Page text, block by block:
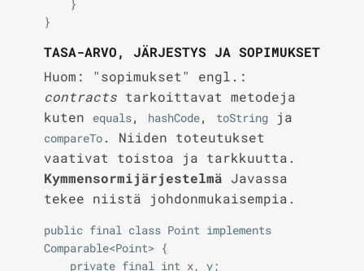
TASA-ARVO, JÄRJESTYS JA SOPIMUKSET
Huom: "sopimukset" engl.:
contractstarkoittavat metodeja
kuten
equals, hashCode, toStringja
compareTo. Niiden toteutukset
vaativat toistoa ja tarkkuutta.
Kymmensormijärjestelmä Javassa
tekee niistä johdonmukaisempia.
public final class Point implements
Comparable<Point> {